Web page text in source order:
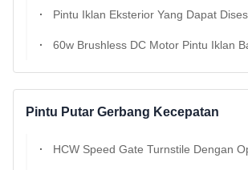
Pintu Iklan Eksterior Yang Dapat Disesuaikan / Pintu Retraktabel Baja Tahan Karat Komersial / Motor
60w Brushless DC Motor Pintu Iklan Baja Rinsing Pengolahan Kustom & OEM Posisi Iklan Luar Ruangan Pada
Pintu Putar Gerbang Kecepatan
HCW Speed Gate Turnstile Dengan Operasi 1 Detik 600-1000mm Lebar